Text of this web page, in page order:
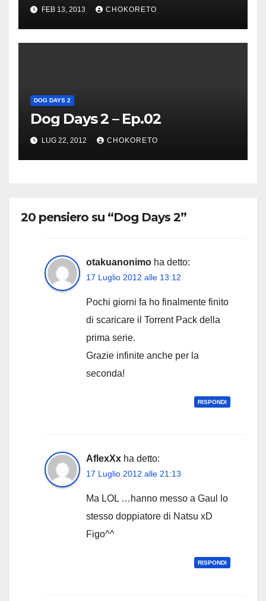
FEB 13, 2013 CHOKORETO
DOG DAYS 2
Dog Days 2 – Ep.02
LUG 22, 2012 CHOKORETO
20 pensiero su “Dog Days 2”
otakuanonimo ha detto:
17 Luglio 2012 alle 13:12
Pochi giorni fa ho finalmente finito
di scaricare il Torrent Pack della
prima serie.
Grazie infinite anche per la
seconda!
RISPONDI
AflexXx ha detto:
17 Luglio 2012 alle 21:13
Ma LOL …hanno messo a Gaul lo
stesso doppiatore di Natsu xD
Figo^^
RISPONDI